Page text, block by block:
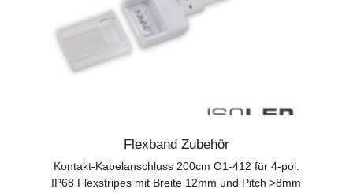
Flexband Zubehör
Kontakt-Kabelanschluss 200cm O1-412 für 4-pol.
IP68 Flexstripes mit Breite 12mm und Pitch >8mm